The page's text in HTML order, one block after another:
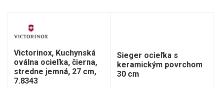
Victorinox, Kuchynská
oválna ocieľka, čierna,
stredne jemná, 27 cm,
7.8343
Sieger ocieľka s
keramickým povrchom
30 cm